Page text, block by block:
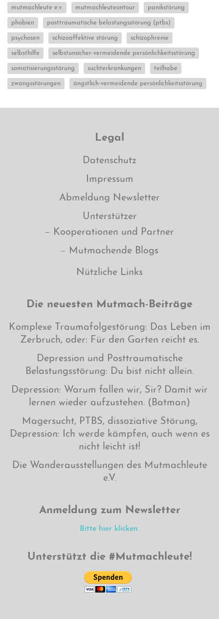
mutmachleute e.v. mutmachleuteontour panikstörung
phobien posttraumatische belastungsstörung (ptbs)
psychosen schizoaffektive störung schizophrenie
selbsthilfe selbstunsicher-vermeidende persönlichkeitsstörung
somatisierungsstörung suchterkrankungen teilhabe
zwangsstörungen ängstlich-vermeidende persönlichkeitsstörung
Legal
Datenschutz
Impressum
Abmeldung Newsletter
Unterstützer
Kooperationen und Partner
Mutmachende Blogs
Nützliche Links
Die neuesten Mutmach-Beiträge
Komplexe Traumafolgestörung: Das Leben im
Zerbruch, oder: Für den Garten reicht es.
Depression und Posttraumatische
Belastungsstörung: Du bist nicht allein.
Depression: Warum fallen wir, Sir? Damit wir
lernen wieder aufzustehen. (Batman)
Magersucht, PTBS, dissoziative Störung,
Depression: Ich werde kämpfen, auch wenn es
nicht leicht ist!
Die Wanderausstellungen des Mutmachleute
e.V.
Anmeldung zum Newsletter
Bitte hier klicken.
Unterstützt die #Mutmachleute!